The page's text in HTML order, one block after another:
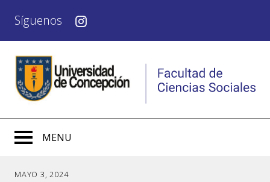
Síguenos
MENU
MAYO 3, 2024